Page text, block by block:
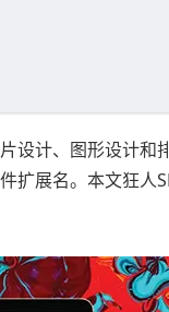
设计、图形设计和
扩展名。本文狂人